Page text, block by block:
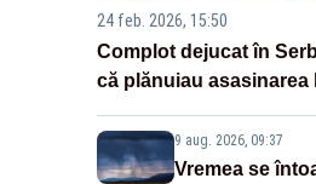
24 feb. 2026, 15:50
Complot dejucat în
că plănuiau asasinarea
9 aug. 2026, 09:37
Vremea se